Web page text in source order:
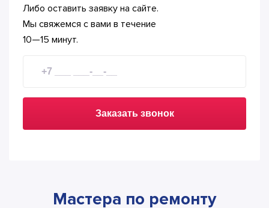
Либо оставить заявку на сайте.
Мы свяжемся с вами в течение
10—15 минут.
Заказать звонок
Мастера по ремонту